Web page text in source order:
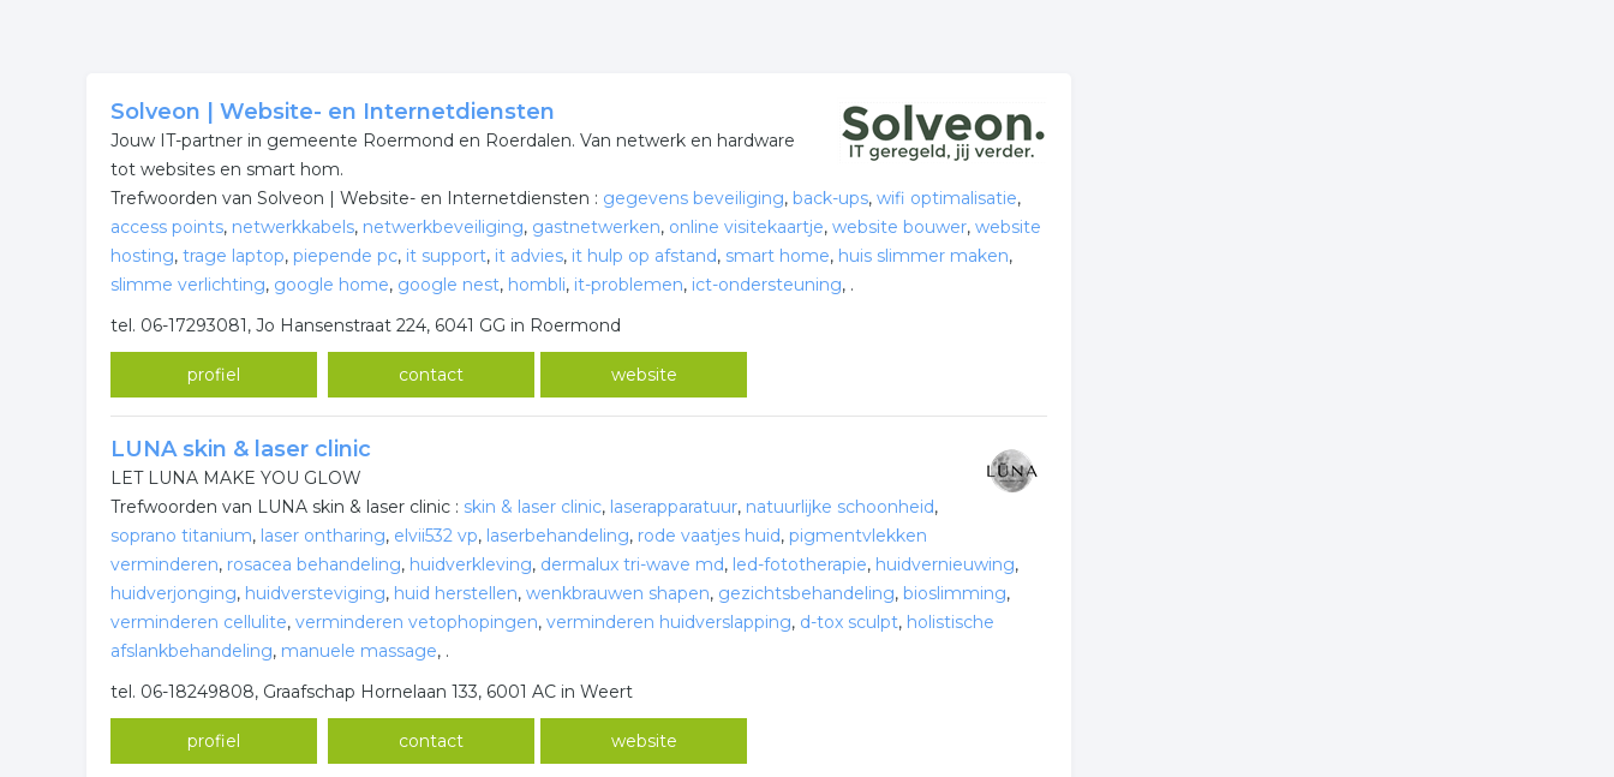
Solveon | Website- en Internetdiensten
Jouw IT-partner in gemeente Roermond en Roerdalen. Van netwerk en hardware
tot websites en smart hom.
Trefwoorden van Solveon | Website- en Internetdiensten : gegevens beveiliging, back-ups, wifi optimalisatie,
access points, netwerkkabels, netwerkbeveiliging, gastnetwerken, online visitekaartje, website bouwer, website
hosting, trage laptop, piepende pc, it support, it advies, it hulp op afstand, smart home, huis slimmer maken,
slimme verlichting, google home, google nest, hombli, it-problemen, ict-ondersteuning, .
tel. 06-17293081, Jo Hansenstraat 224, 6041 GG in Roermond
profiel contact website
LUNA skin & laser clinic
LET LUNA MAKE YOU GLOW
Trefwoorden van LUNA skin & laser clinic : skin & laser clinic, laserapparatuur, natuurlijke schoonheid,
soprano titanium, laser ontharing, elvii532 vp, laserbehandeling, rode vaatjes huid, pigmentvlekken
verminderen, rosacea behandeling, huidverkleving, dermalux tri-wave md, led-fototherapie, huidvernieuwing,
huidverjonging, huidversteviging, huid herstellen, wenkbrauwen shapen, gezichtsbehandeling, bioslimming,
verminderen cellulite, verminderen vetophopingen, verminderen huidverslapping, d-tox sculpt, holistische
afslankbehandeling, manuele massage, .
tel. 06-18249808, Graafschap Hornelaan 133, 6001 AC in Weert
profiel contact website